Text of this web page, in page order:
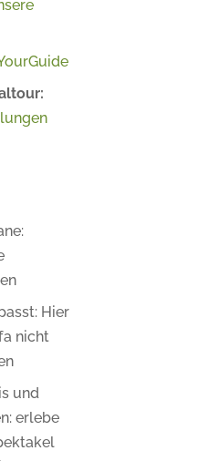
Hier
nicht
und
erlebe